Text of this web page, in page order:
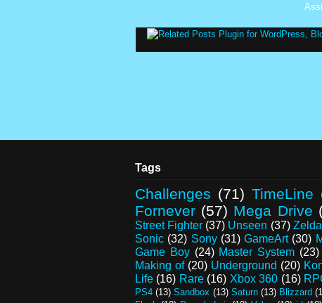
Tags
Challenges (71) TimeLine
Fornever (57) Mega Drive
Street Fighter (37) Unseen (37) Zelda
Sonic (32) Sony (31) GameArt (30)
Game Boy (24) Master System (23)
Making of (20) Underground (20)
Life (16) Rare (16) Xbox 360 (16)
PS4 (13) Sandbox (13) Saturn (13) Blizzard